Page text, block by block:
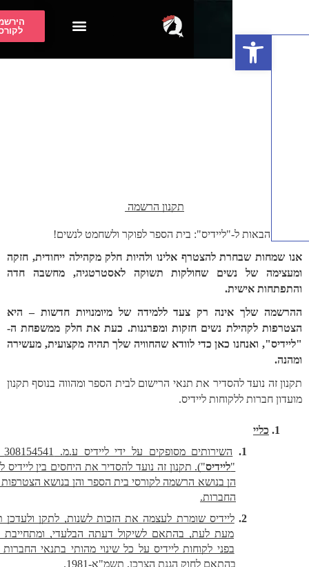
פתח סרגל נגישות
תקנון הרשמה
הבאות ל-"ליידיס": בית הספר לפוקר ולשחמט לנשים!
אנו שמחות שבחרת להצטרף אלינו ולהיות חלק מקהילה ייחודית, חזקה
ומעצימה של נשים שחולקות תשוקה לאסטרטגיה, מחשבה חדה
אישית.
ההרשמה שלך אינה רק צעד ללמידה של מיומנויות חדשות – היא
לקהילת נשים חזקות ומפרגנות. כעת את חלק ממשפחת ה-
תקנון זה נועד להסדיר את תנאי הרישום לבית הספר ומהווה בנוסף תקנון
ללקוחות ליידיס.
השירותים מסופקים על ידי ליידיס ע.מ. 308154541  (להלן:
"). תקנון זה נועד להסדיר את היחסים בין ליידיס ללקוחות,
הן בנושא הרשמה לקורסי בית הספר והן בנושא הצטרפות למועדון
מעת לעת, בהתאם לשיקול דעתה הבלעדי, ומתחייבת להתריע
בפני לקוחות ליידיס על כל שינוי מהותי בתנאי החברות במועדון
בהתאם לחוק הגנת הצרכן, תשמ"א-1981.